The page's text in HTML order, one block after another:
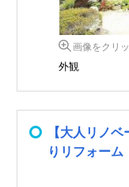
画像をクリ
外観
【大人リノ
りリフォーム